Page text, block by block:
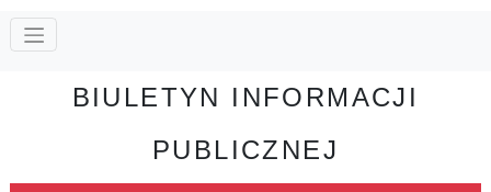
BIULETYN INFORMACJI
PUBLICZNEJ